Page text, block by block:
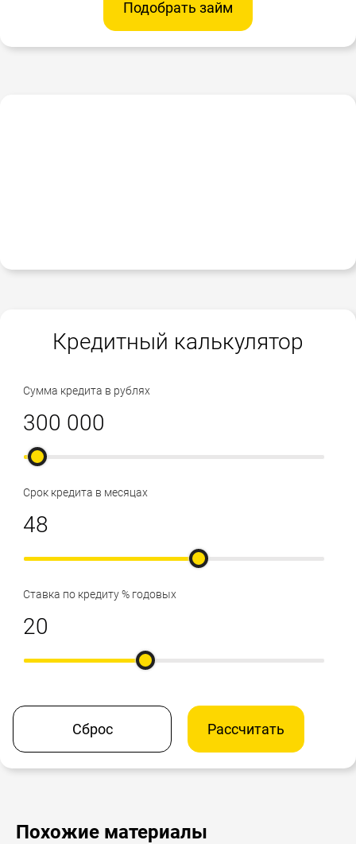
Подобрать займ
Кредитный калькулятор
Сумма кредита в рублях
Срок кредита в месяцах
Ставка по кредиту % годовых
Сброс Рассчитать
Похожие материалы